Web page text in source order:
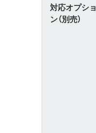
対応オプショ
ン（別売）